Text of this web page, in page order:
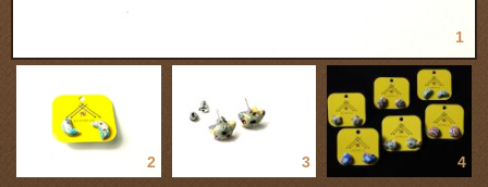
1
2 3 4